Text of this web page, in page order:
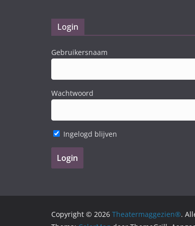
Login
Gebruikersnaam
Wachtwoord
Ingelogd blijven
Copyright © 2026 Theatermaggezien®.